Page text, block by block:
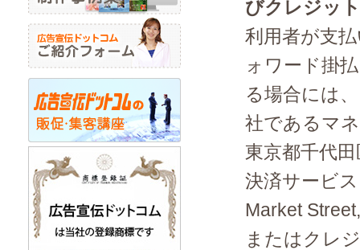
びクレジッ
利用者が支
ォワード掛
る場合には
社であるマ
東京都千代
決済サービ
Market
またはクレ